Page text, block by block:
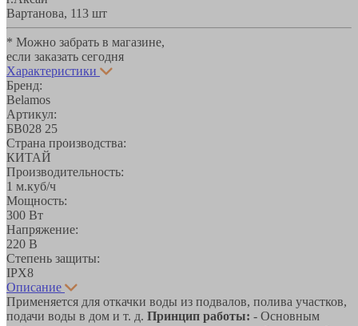
Вартанова, 113 шт
* Можно забрать в магазине,
если заказать сегодня
Характеристики
Бренд:
Belamos
Артикул:
БВ028 25
Страна производства:
КИТАЙ
Производительность:
1 м.куб/ч
Мощность:
300 Вт
Напряжение:
220 В
Степень защиты:
IPX8
Описание
Применяется для откачки воды из подвалов, полива участков,
подачи воды в дом и т. д. Принцип работы: - Основным